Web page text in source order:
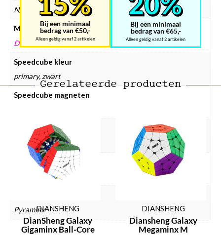
N/B
Merken
DIANSHENG
Speedcube kleur
primary, zwart
Speedcube magneten
Speedcube merken
DianSheng
Speedcube prijsklasse
Speedcube € 10 – € 25
Pyraminx
Bij een minimaal
bedrag van €50,-
Alleen geldig vanaf 2 artikelen
Bij een minimaal
bedrag van €65,-
Alleen geldig vanaf 2 artikelen
Gerelateerde producten
DIANSHENG
DianSheng Galaxy
Gigaminx Ball-Core
DIANSHENG
Diansheng Galaxy
Megaminx M